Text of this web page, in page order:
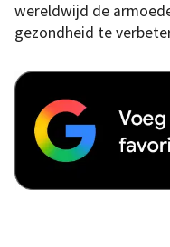
wereldwijd de
gezondheid te